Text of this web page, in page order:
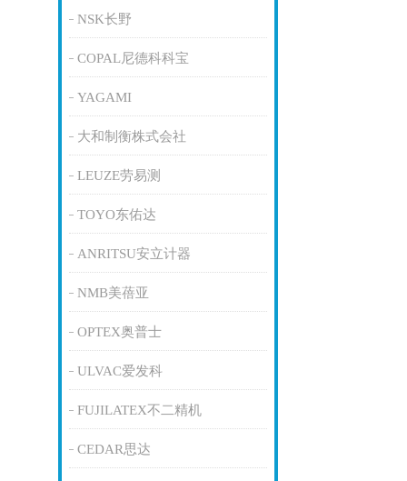
NSK长野
COPAL尼德科科宝
YAGAMI
大和制衡株式会社
LEUZE劳易测
TOYO东佑达
ANRITSU安立计器
NMB美蓓亚
OPTEX奥普士
ULVAC爱发科
FUJILATEX不二精机
CEDAR思达